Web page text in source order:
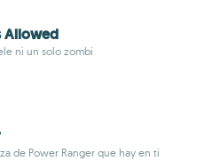
Allowed
ni un solo zombi
de Power Ranger que hay en ti